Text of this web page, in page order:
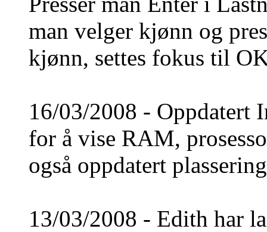
man velger kjønn og
kjønn, settes fokus til
16/03/2008 - Oppdatert
for å vise RAM,
også oppdatert
13/03/2008 - Edith har